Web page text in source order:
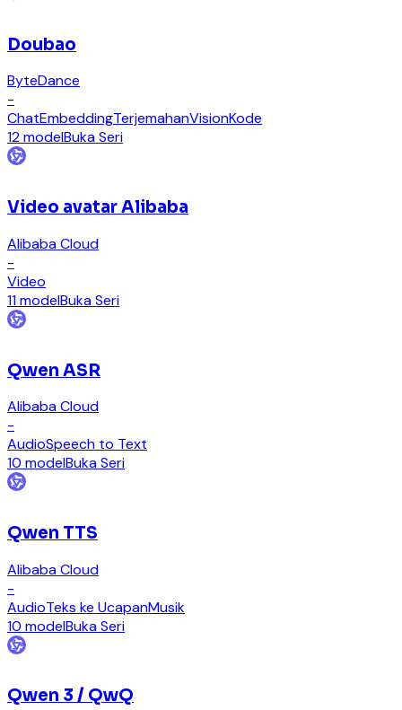
Doubao
ByteDance
-
ChatEmbeddingTerjemahanVisionKode
12 modelBuka Seri
Video avatar Alibaba
Alibaba Cloud
-
Video
11 modelBuka Seri
Qwen ASR
Alibaba Cloud
-
AudioSpeech to Text
10 modelBuka Seri
Qwen TTS
Alibaba Cloud
-
AudioTeks ke UcapanMusik
10 modelBuka Seri
Qwen 3 / QwQ